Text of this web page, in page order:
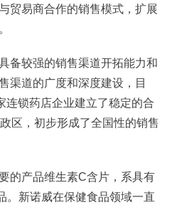
贸易商合作的销售模式，扩展
备较强的销售渠道开拓能力和
渠道的广度和深度建设，目
连锁药店企业建立了稳定的合
区，初步形成了全国性的销售
的产品维生素C含片，系具有
。新诺威在保健食品领域一直